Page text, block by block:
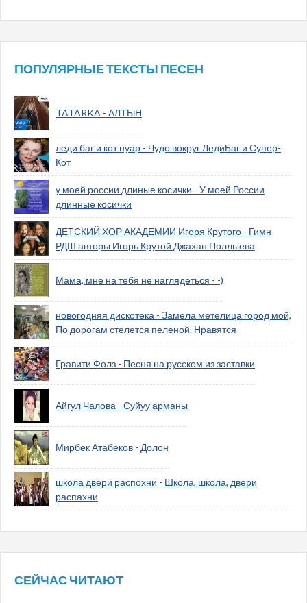
ПОПУЛЯРНЫЕ ТЕКСТЫ ПЕСЕН
TATARKA - АЛТЫН
леди баг и кот нуар - Чудо вокруг ЛедиБаг и Супер-
Кот
у моей россии длиные косички - У моей России
длинные косички
ДЕТСКИЙ ХОР АКАДЕМИИ Игоря Крутого - Гимн
РДШ авторы Игорь Крутой Джахан Поллыева
Мама, мне на тебя не наглядеться - -)
новогодняя дискотека - Замела метелица город мой,
По дорогам стелется пеленой. Нравятся
Гравити Фолз - Песня на русском из заставки
Айгул Чалова - Суйуу арманы
Мирбек Атабеков - Долон
школа двери распохни - Школа, школа, двери
распахни
СЕЙЧАС ЧИТАЮТ